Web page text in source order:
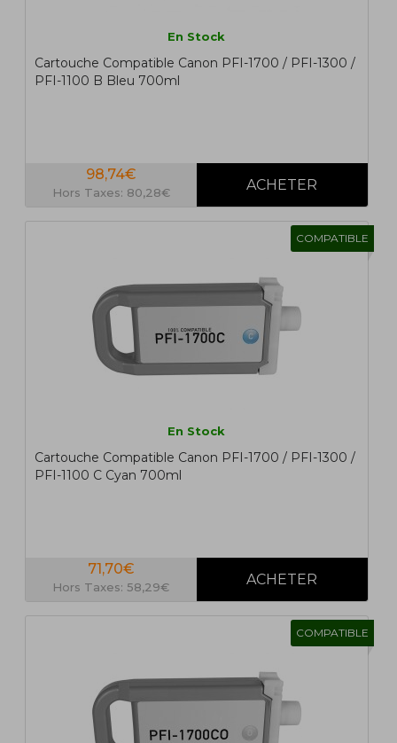
En Stock
Cartouche Compatible Canon PFI-1700 / PFI-1300 /
PFI-1100 B Bleu 700ml
98,74€
Hors Taxes: 80,28€
COMPATIBLE
En Stock
Cartouche Compatible Canon PFI-1700 / PFI-1300 /
PFI-1100 C Cyan 700ml
71,70€
Hors Taxes: 58,29€
COMPATIBLE